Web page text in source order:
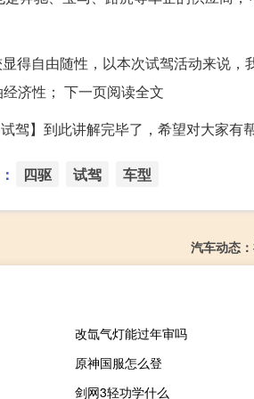
得自由随性，以本次试驾活动来说，
济性； 下一页阅读全文
】到此讲解完毕了，希望对大家有帮
四驱 试驾 车型
汽车动态
改氙气灯能过年审吗
原神国服怎么登
剑网3轻功学什么